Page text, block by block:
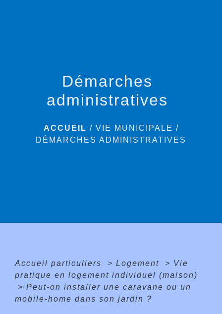
Démarches
administratives
ACCUEIL / VIE MUNICIPALE /
DÉMARCHES ADMINISTRATIVES
Accueil particuliers > Logement > Vie
pratique en logement individuel (maison)
> Peut-on installer une caravane ou un
mobile-home dans son jardin ?